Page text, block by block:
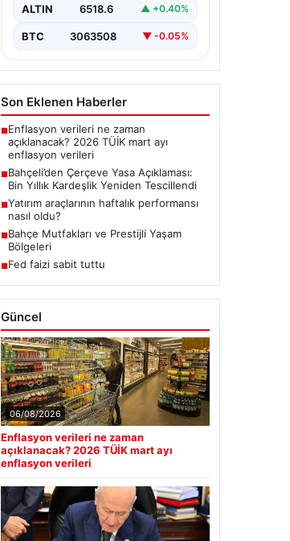
imzalanan…
ALTIN 6518.6 ▲ +0.40%
BTC 3063508 ▼ -0.05%
Son Eklenen Haberler
■Enflasyon verileri ne zaman
açıklanacak? 2026 TÜİK mart ayı
enflasyon verileri
■Bahçeli’den Çerçeve Yasa Açıklaması:
Bin Yıllık Kardeşlik Yeniden Tescillendi
■Yatırım araçlarının haftalık performansı
nasıl oldu?
■Bahçe Mutfakları ve Prestijli Yaşam
Bölgeleri
■Fed faizi sabit tuttu
Güncel
06/08/2026
Enflasyon verileri ne zaman
açıklanacak? 2026 TÜİK mart ayı
enflasyon verileri